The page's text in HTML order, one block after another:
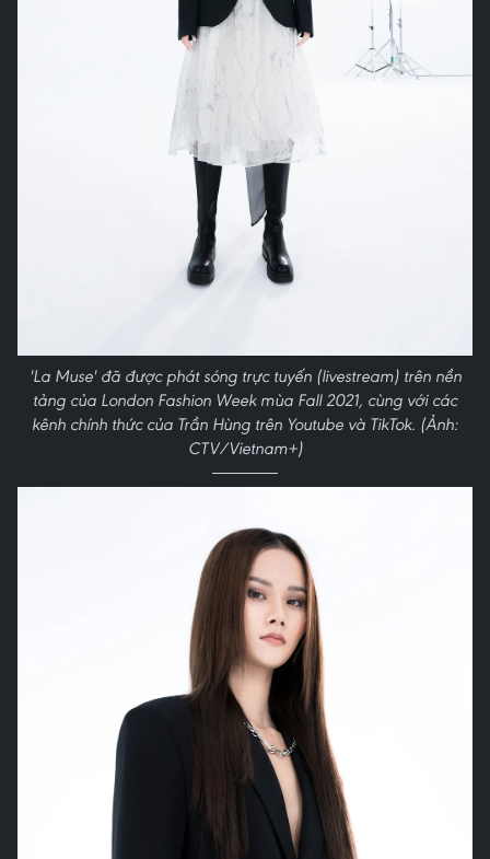
'La Muse' đã được phát sóng trực tuyến (livestream) trên nền
tảng của London Fashion Week mùa Fall 2021, cùng với các
kênh chính thức của Trần Hùng trên Youtube và TikTok. (Ảnh:
CTV/Vietnam+)